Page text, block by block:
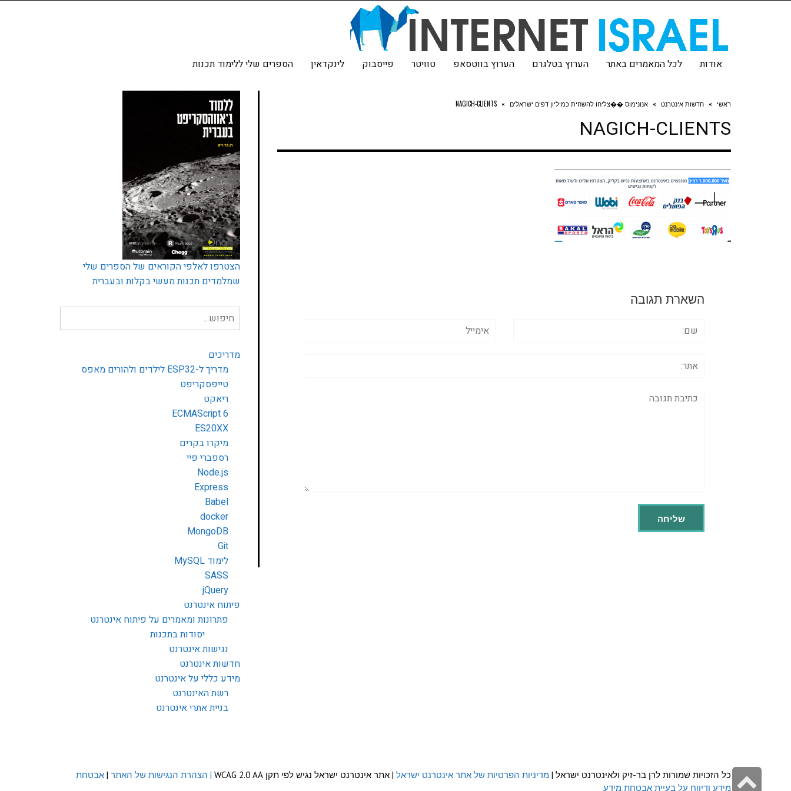
אודות לכל המאמרים באתר הערוץ בטלגרם הערוץ בווטסאפ טוויטר פייסבוק לינקדאין הספרים שלי ללימוד תכנות
ראשי » חדשות אינטרנט » אנונימוס ��צליחו להשחית כמיליון דפים ישראלים »
NAGICH-CLIENTS
NAGICH-CLIENTS
השארת תגובה
תגובה
הצטרפו לאלפי הקוראים של הספרים שלי
שמלמדים תכנות מעשי בקלות ובעברית
חיפוש
עבור:
מדריכים
מדריך ל-ESP32 לילדים ולהורים מאפס
טייפסקריפט
ריאקט
ECMAScript 6
ES20XX
מיקרו בקרים
רספברי פיי
Node.js
Express
Babel
docker
MongoDB
Git
לימוד MySQL
SASS
jQuery
פיתוח אינטרנט
פתרונות ומאמרים על פיתוח אינטרנט
יסודות בתכנות
נגישות אינטרנט
חדשות אינטרנט
מידע כללי על אינטרנט
רשת האינטרנט
בניית אתרי אינטרנט
כל הזכויות שמורות לרן בר-זיק ולאינטרנט ישראל | מדיניות הפרטיות של אתר אינטרנט ישראל | אתר אינטרנט ישראל נגיש לפי תקן WCAG 2.0 AA | הצהרת הנגישות של האתר | אבטחת
מידע ודיווח על בעיית אבטחת מידע
גלילה